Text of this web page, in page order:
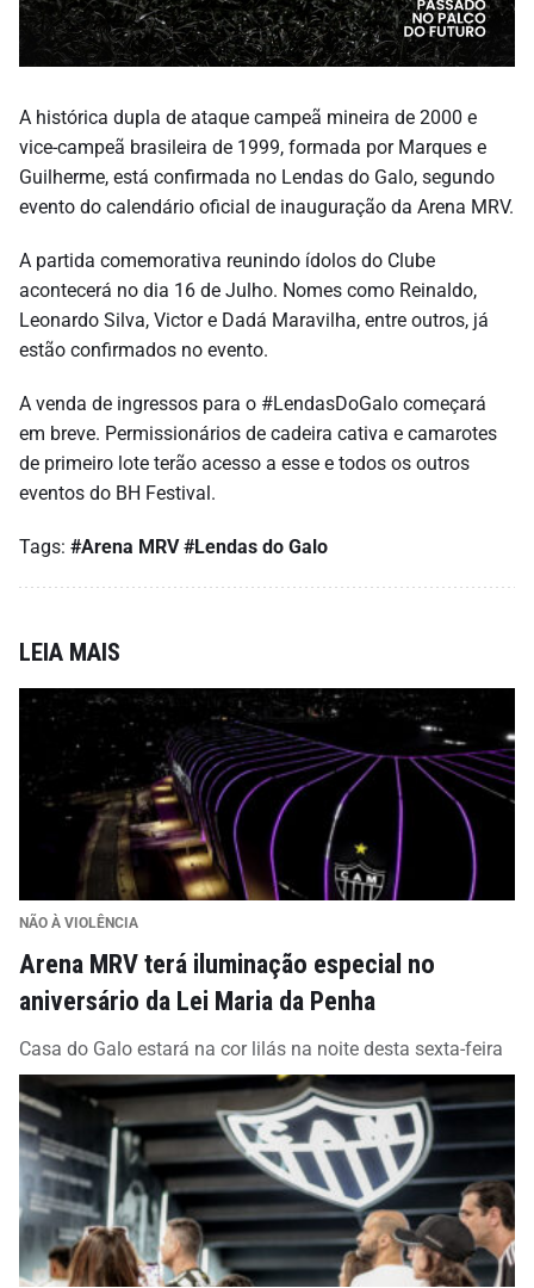
A histórica dupla de ataque campeã mineira de 2000 e
vice-campeã brasileira de 1999, formada por Marques e
Guilherme, está confirmada no Lendas do Galo, segundo
evento do calendário oficial de inauguração da Arena MRV.
A partida comemorativa reunindo ídolos do Clube
acontecerá no dia 16 de Julho. Nomes como Reinaldo,
Leonardo Silva, Victor e Dadá Maravilha, entre outros, já
estão confirmados no evento.
A venda de ingressos para o #LendasDoGalo começará
em breve. Permissionários de cadeira cativa e camarotes
de primeiro lote terão acesso a esse e todos os outros
eventos do BH Festival.
Tags: #Arena MRV #Lendas do Galo
LEIA MAIS
NÃO À VIOLÊNCIA
Arena MRV terá iluminação especial no
aniversário da Lei Maria da Penha
Casa do Galo estará na cor lilás na noite desta sexta-feira